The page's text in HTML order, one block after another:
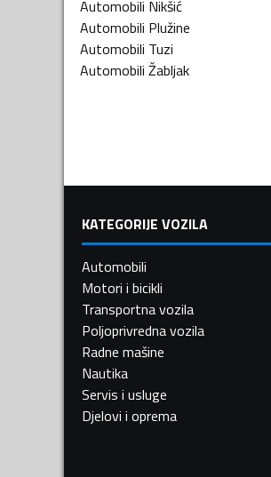
Automobili Nikšić
Automobili Plužine
Automobili Tuzi
Automobili Žabljak
KATEGORIJE VOZILA
Automobili
Motori i bicikli
Transportna vozila
Poljoprivredna vozila
Radne mašine
Nautika
Servis i usluge
Djelovi i oprema